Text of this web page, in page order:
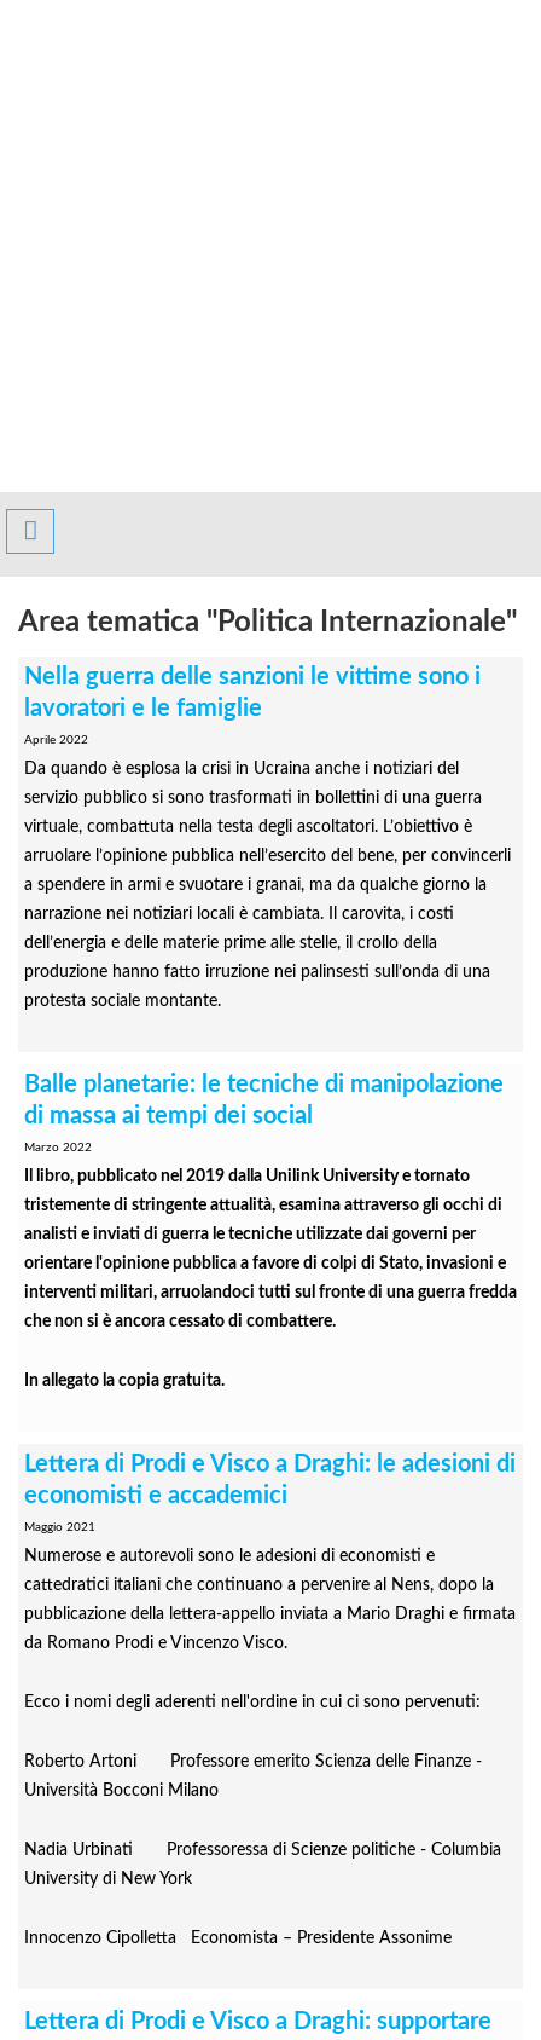
Area tematica "Politica Internazionale"
Nella guerra delle sanzioni le vittime sono i
lavoratori e le famiglie
Aprile 2022
Da quando è esplosa la crisi in Ucraina anche i notiziari del
servizio pubblico si sono trasformati in bollettini di una guerra
virtuale, combattuta nella testa degli ascoltatori. L’obiettivo è
arruolare l’opinione pubblica nell’esercito del bene, per convincerli
a spendere in armi e svuotare i granai, ma da qualche giorno la
narrazione nei notiziari locali è cambiata. Il carovita, i costi
dell’energia e delle materie prime alle stelle, il crollo della
produzione hanno fatto irruzione nei palinsesti sull’onda di una
protesta sociale montante.
Balle planetarie: le tecniche di manipolazione
di massa ai tempi dei social
Marzo 2022
Il libro, pubblicato nel 2019 dalla Unilink University e tornato
tristemente di stringente attualità, esamina attraverso gli occhi di
analisti e inviati di guerra le tecniche utilizzate dai governi per
orientare l'opinione pubblica a favore di colpi di Stato, invasioni e
interventi militari, arruolandoci tutti sul fronte di una guerra fredda
che non si è ancora cessato di combattere.
In allegato la copia gratuita.
Lettera di Prodi e Visco a Draghi: le adesioni di
economisti e accademici
Maggio 2021
Numerose e autorevoli sono le adesioni di economisti e
cattedratici italiani che continuano a pervenire al Nens, dopo la
pubblicazione della lettera-appello inviata a Mario Draghi e firmata
da Romano Prodi e Vincenzo Visco.
Ecco i nomi degli aderenti nell'ordine in cui ci sono pervenuti:
Roberto Artoni Professore emerito Scienza delle Finanze -
Università Bocconi Milano
Nadia Urbinati Professoressa di Scienze politiche - Columbia
University di New York
Innocenzo Cipolletta Economista – Presidente Assonime
Lettera di Prodi e Visco a Draghi: supportare